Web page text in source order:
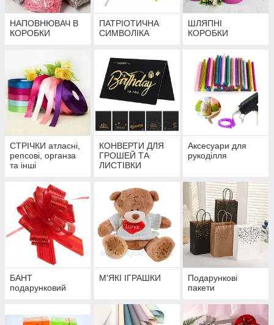
НАПОВНЮВАЧ В
КОРОБКИ
ПАТРІОТИЧНА
СИМВОЛІКА
ШЛЯПНІ
КОРОБКИ
СТРІЧКИ атласні,
репсові, органза
та інші
КОНВЕРТИ ДЛЯ
ГРОШЕЙ ТА
ЛИСТІВКИ
Аксесуари для
рукоділля
БАНТ
подарунковий
М'ЯКІ ІГРАШКИ
Подарункові
пакети